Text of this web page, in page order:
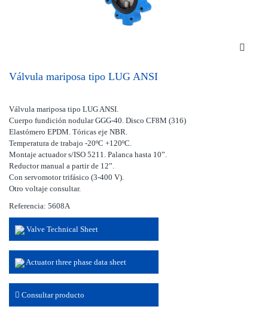
Válvula mariposa tipo LUG ANSI
Válvula mariposa tipo LUG ANSI.
Cuerpo fundición nodular GGG-40. Disco CF8M (316)
Elastómero EPDM. Tóricas eje NBR.
Temperatura de trabajo -20ºC +120ºC.
Montaje actuador s/ISO 5211. Palanca hasta 10”.
Reductor manual a partir de 12”.
Con servomotor trifásico (3-400 V).
Otro voltaje consultar.
Referencia: 5608A
Valve Technical Sheet
Actuator three phase data sheet
Consultar producto